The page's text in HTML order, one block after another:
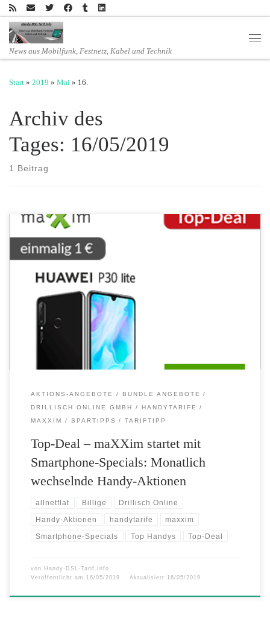
Zum Inhalt springen
News aus Mobilfunk, Festnetz, Kabel und Technik
Start » 2019 » Mai » 16.
Archiv des
Tages: 16/05/2019
1 Beitrag
Die Drillisch-Online Marke maXXim hat ab sofort Smartphone-
Konditionen im Programm. Jeden Monat stehen neue kombinierte
Aktions-Angebote aus LTE-Handytarif und mehreren Einsteiger-
Geräten für eine Einmalzahlung von 1 Euro bereit. Aktuelle
Smartphone-Angebote: Zum Start bietet maXXim Aktionsangebote
mit Smartphones der Hersteller Samsung, HUAWEI und […]
AKTIONS-ANGEBOTE
BUNDLE ANGEBOTE
DRILLISCH ONLINE GMBH
HANDYTARIFE
MAXXIM
SPARTIPPS TARIFTIPP
Top-Deal – maXXim startet mit
Smartphone-Specials: Monatlich
wechselnde Handy-Aktionen
allnetflat Billige Drillisch Online
Handy-Aktionen handytarife maxxim
Smartphone-Specials Top Handys Top-Deal
von Handy-DSL-Tarif.Info
Veröffentlicht am
16/05/2019 Aktualisiert 16/05/2019